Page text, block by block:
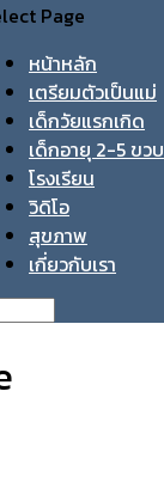
Page
หน้าหลัก
เตรียมตัวเป็นแม่
เด็กวัยแรกเกิด
เด็กอายุ 2-5 ขวบ
โรงเรียน
วิดิโอ
สุขภาพ
เกี่ยวกับเรา